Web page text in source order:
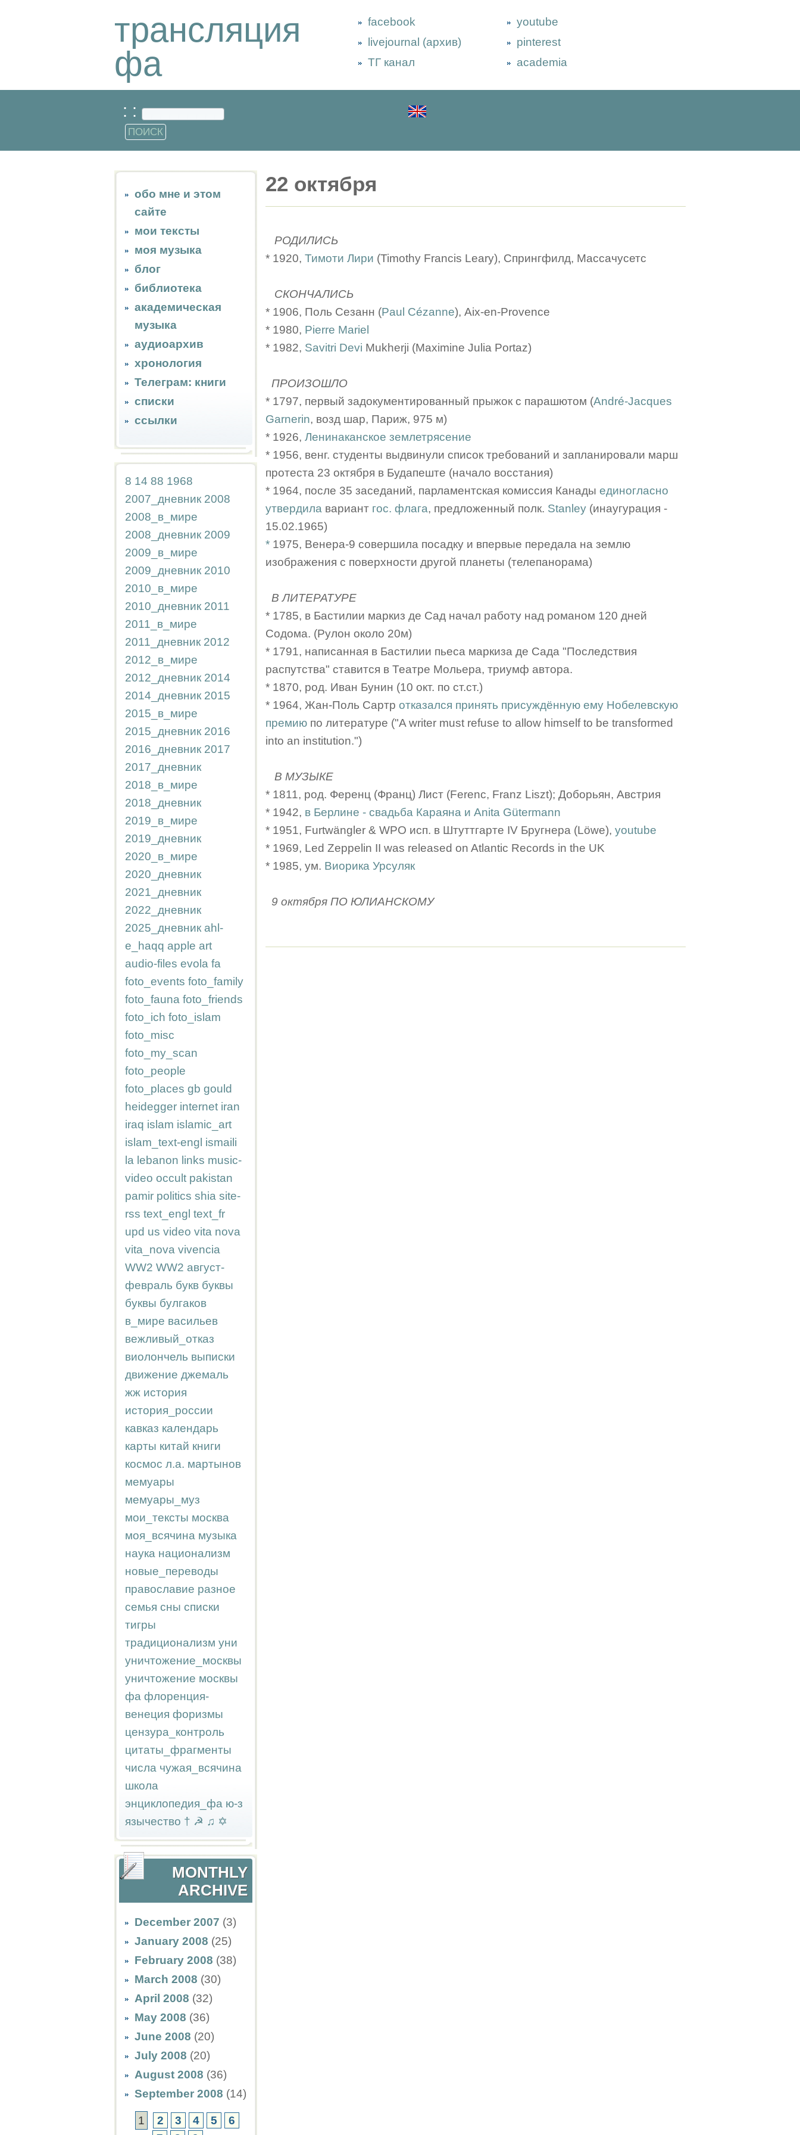
трансляция
фа
facebook
livejournal (архив)
ТГ канал
youtube
pinterest
academia
: :
обо мне и этом
сайте
мои тексты
моя музыка
блог
библиотека
академическая
музыка
аудиоархив
хронология
Телеграм: книги
списки
ссылки
8 14 88 1968
2007_дневник 2008
2008_в_мире
2008_дневник 2009
2009_в_мире
2009_дневник 2010
2010_в_мире
2010_дневник 2011
2011_в_мире
2011_дневник 2012
2012_в_мире
2012_дневник 2014
2014_дневник 2015
2015_в_мире
2015_дневник 2016
2016_дневник 2017
2017_дневник
2018_в_мире
2018_дневник
2019_в_мире
2019_дневник
2020_в_мире
2020_дневник
2021_дневник
2022_дневник
2025_дневник ahl-
e_haqq apple art
audio-files evola fa
foto_events foto_family
foto_fauna foto_friends
foto_ich foto_islam
foto_misc
foto_my_scan
foto_people
foto_places gb gould
heidegger internet iran
iraq islam islamic_art
islam_text-engl ismaili
la lebanon links music-
video occult pakistan
pamir politics shia site-
rss text_engl text_fr
upd us video vita nova
vita_nova vivencia
WW2 WW2 август-
февраль букв буквы
буквы булгаков
в_мире васильев
вежливый_отказ
виолончель выписки
движение джемаль
жж история
история_россии
кавказ календарь
карты китай книги
космос л.а. мартынов
мемуары
мемуары_муз
мои_тексты москва
моя_всячина музыка
наука национализм
новые_переводы
православие разное
семья сны списки
тигры
традиционализм уни
уничтожение_москвы
уничтожение москвы
фа флоренция-
венеция форизмы
цензура_контроль
цитаты_фрагменты
числа чужая_всячина
школа
энциклопедия_фа ю-з
язычество † ☭ ♫ ✡
MONTHLY
ARCHIVE
December 2007 (3)
January 2008 (25)
February 2008 (38)
March 2008 (30)
April 2008 (32)
May 2008 (36)
June 2008 (20)
July 2008 (20)
August 2008 (36)
September 2008 (14)
1 2 3 4 5
6
22 октября
РОДИЛИСЬ
* 1920, Тимоти Лири (Timothy Francis Leary), Спрингфилд, Массачусетс
СКОНЧАЛИСЬ
* 1906, Поль Сезанн (Paul Cézanne), Aix-en-Provence
* 1980, Pierre Mariel
* 1982, Savitri Devi Mukherji (Maximine Julia Portaz)
ПРОИЗОШЛО
* 1797, первый задокументированный прыжок с парашютом (André-Jacques
Garnerin, возд шар, Париж, 975 м)
* 1926, Ленинаканское землетрясение
* 1956, венг. студенты выдвинули список требований и запланировали марш
протеста 23 октября в Будапеште (начало восстания)
* 1964, после 35 заседаний, парламентская комиссия Канады единогласно
утвердила вариант гос. флага, предложенный полк. Stanley (инаугурация -
15.02.1965)
* 1975, Венера-9 совершила посадку и впервые передала на землю
изображения с поверхности другой планеты (телепанорама)
В ЛИТЕРАТУРЕ
* 1785, в Бастилии маркиз де Сад начал работу над романом 120 дней
Содома. (Рулон около 20м)
* 1791, написанная в Бастилии пьеса маркиза де Сада "Последствия
распутства" ставится в Театре Мольера, триумф автора.
* 1870, род. Иван Бунин (10 окт. по ст.ст.)
* 1964, Жан-Поль Сартр отказался принять присуждённую ему Нобелевскую
премию по литературе ("A writer must refuse to allow himself to be transformed
into an institution.")
В МУЗЫКЕ
* 1811, род. Ференц (Франц) Лист (Ferenc, Franz Liszt); Доборьян, Австрия
* 1942, в Берлине - свадьба Караяна и Anita Gütermann
* 1951, Furtwängler & WPO исп. в Штуттгарте IV Бругнера (Löwe), youtube
* 1969, Led Zeppelin II was released on Atlantic Records in the UK
* 1985, ум. Виорика Урсуляк
9 октября ПО ЮЛИАНСКОМУ